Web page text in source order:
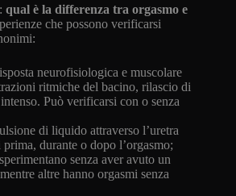
qual è la differenza tra orgasmo e
che possono verificarsi
neurofisiologica e muscolare
ritmiche del bacino, rilascio di
Può verificarsi con o senza
di liquido attraverso l’uretra
durante o dopo l’orgasmo;
senza aver avuto un
altre hanno orgasmi senza